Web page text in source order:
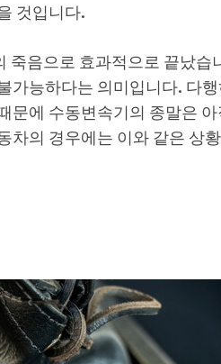
것입니다.
음으로 효과적으로 끝났습
가능하다는 의미입니다. 다
에 수동변속기의 종말은
의 경우에는 이와 같은 상